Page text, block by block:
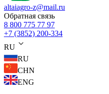
altaiagro-z@mail.ru
Обратная связь
8 800 775 77 97
+7 (3852) 200-334
RU
RU
CHN
ENG